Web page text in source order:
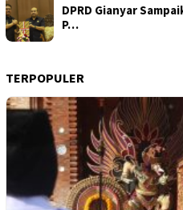
DPRD Gianyar
P…
TERPOPULER